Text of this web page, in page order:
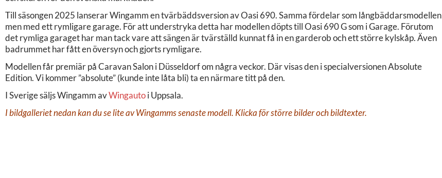
Till säsongen 2025 lanserar Wingamm en tvärbäddsversion av Oasi 690. Samma fördelar som långbäddarsmodellen
men med ett rymligare garage. För att understryka detta har modellen döpts till Oasi 690 G som i Garage. Förutom
det rymliga garaget har man tack vare att sängen är tvärställd kunnat få in en garderob och ett större kylskåp. Även
badrummet har fått en översyn och gjorts rymligare.
Modellen får premiär på Caravan Salon i Düsseldorf om några veckor. Där visas den i specialversionen Absolute
Edition. Vi kommer ”absolute” (kunde inte låta bli) ta en närmare titt på den.
I Sverige säljs Wingamm avWingautoi Uppsala.
I bildgalleriet nedan kan du se lite av Wingamms senaste modell. Klicka för större bilder och bildtexter.